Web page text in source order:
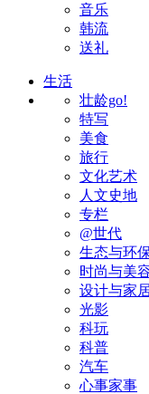
音乐
韩流
送礼
生活
壮龄go!
特写
美食
旅行
文化艺术
人文史地
专栏
@世代
生态与环
时尚与美
设计与家
光影
科玩
科普
汽车
心事家事